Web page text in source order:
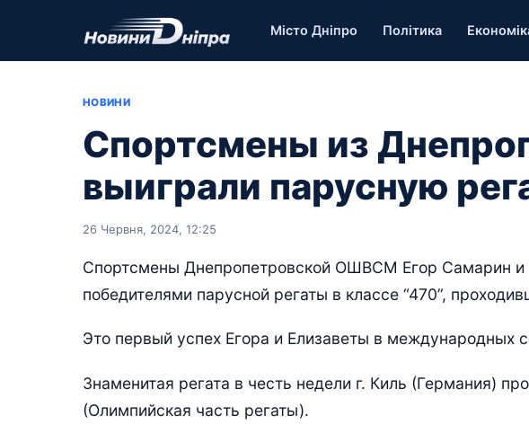
Місто Дніпро Політика
НОВИНИ
Спортсмены из
выиграли парусную
26 Червня, 2024, 12:25
Спортсмены Днепропетровской ОШВСМ Егор Самарин и
победителями парусной регаты в классе “470”,
Это первый успех Егора и Елизаветы в международных
Знаменитая регата в честь недели г. Киль (Германия)
(Олимпийская часть регаты).